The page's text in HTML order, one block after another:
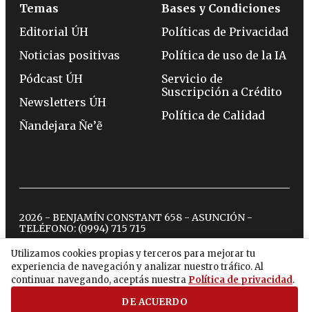
Utilizamos cookies propias y terceros para mejorar tu
experiencia de navegación y analizar nuestro tráfico. Al
continuar navegando, aceptás nuestra Política de privacidad.
DE ACUERDO
Temas
Editorial ÚH
Noticias positivas
Pódcast ÚH
Newsletters ÚH
Ñandejara Ñe’ẽ
Bases y Condiciones
Políticas de Privacidad
Política de uso de la IA
Servicio de
Suscripción a Crédito
Política de Calidad
2026 - BENJAMÍN CONSTANT 658 - ASUNCIÓN -
TELÉFONO: (0994) 715 715
twitterinstagram
facebook
tiktokyoutubespotify